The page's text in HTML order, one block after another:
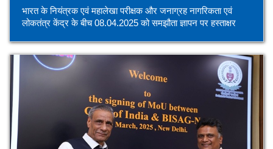
भारत के नियंत्रक एवं महालेखा परीक्षक और जनाग्रह नागरिकता एवं
लोकतंत्र केंद्र के बीच 08.04.2025 को समझौता ज्ञापन पर हस्ताक्षर